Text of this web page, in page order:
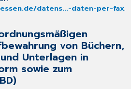
datens...-daten-per-fax.
von Büchern,
Unterlagen in
sowie zum